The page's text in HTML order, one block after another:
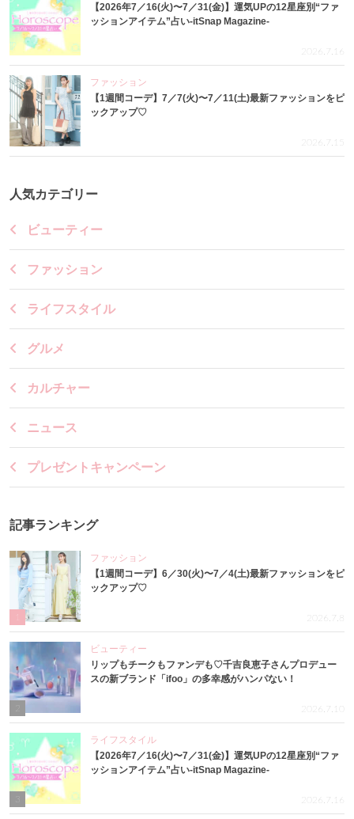
【2026年7／16(火)〜7／31(金)】運気UPの12星座別“ファ
ッションアイテム”占い-itSnap Magazine-
2026.7.16
ファッション
【1週間コーデ】7／7(火)〜7／11(土)最新ファッションをピ
ックアップ♡
2026.7.15
人気カテゴリー
ビューティー
ファッション
ライフスタイル
グルメ
カルチャー
ニュース
プレゼントキャンペーン
記事ランキング
ファッション
【1週間コーデ】6／30(火)〜7／4(土)最新ファッションをピ
ックアップ♡
2026.7.8
ビューティー
リップもチークもファンデも♡千吉良恵子さんプロデュー
スの新ブランド「ifoo」の多幸感がハンパない！
2026.7.10
3
ライフスタイル
【2026年7／16(火)〜7／31(金)】運気UPの12星座別“ファ
ッションアイテム”占い-itSnap Magazine-
2026.7.16